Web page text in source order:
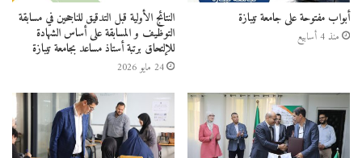
أبواب مفتوحة على جامعة تيبازة
منذ 4 أسابيع
النتائج الأولية قبل التدقيق للناجحين في مسابقة
التوظيف و المسابقة على أساس الشهادة
للإلتحاق برتبة أستاذ مساعد بجامعة تيبازة
24 مايو 2026